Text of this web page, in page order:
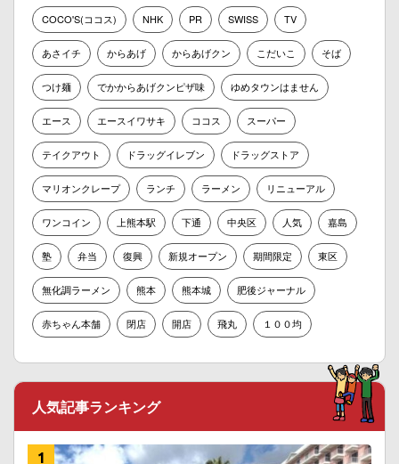
COCO'S(ココス) NHK PR SWISS TV
あさイチ からあげ からあげクン こだいこ そば
つけ麺 でかからあげクンピザ味 ゆめタウンはません
エース エースイワサキ ココス スーパー
テイクアウト ドラッグイレブン ドラッグストア
マリオンクレープ ランチ ラーメン リニューアル
ワンコイン 上熊本駅 下通 中央区 人気 嘉島
塾 弁当 復興 新規オープン 期間限定 東区
無化調ラーメン 熊本 熊本城 肥後ジャーナル
赤ちゃん本舗 閉店 開店 飛丸 １００均
人気記事ランキング